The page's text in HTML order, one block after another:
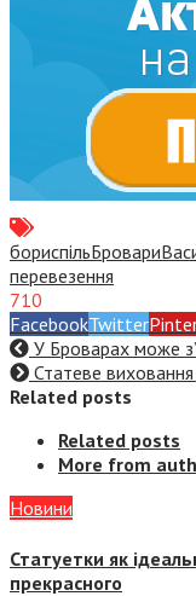
бориспільБровари
перевезення
710
FacebookTwitter
У Броварах може
Статеве виховання
Related posts
Related posts
More from
Новини
Статуетки як
прекрасного